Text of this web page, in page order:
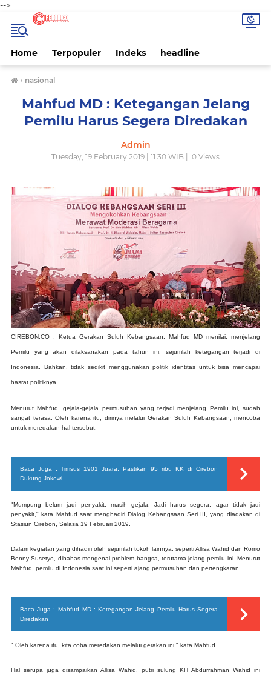
-->
Home Terpopuler Indeks headline
› nasional
Mahfud MD : Ketegangan Jelang
Pemilu Harus Segera Diredakan
Admin
Tuesday, 19 February 2019 | 11:30 WIB | 0 Views
CIREBON.CO : Ketua Gerakan Suluh Kebangsaan, Mahfud MD menilai, menjelang
Pemilu yang akan dilaksanakan pada tahun ini, sejumlah ketegangan terjadi di
Indonesia. Bahkan, tidak sedikit menggunakan politik identitas untuk bisa mencapai
hasrat politiknya.
Menurut Mahfud, gejala-gejala permusuhan yang terjadi menjelang Pemilu ini, sudah
sangat terasa. Oleh karena itu, dirinya melalui Gerakan Suluh Kebangsaan, mencoba
untuk meredakan hal tersebut.
Baca Juga : Timsus 1901 Juara, Pastikan 95 ribu KK di Cirebon
Dukung Jokowi
"Mumpung belum jadi penyakit, masih gejala. Jadi harus segera, agar tidak jadi
penyakit," kata Mahfud saat menghadiri Dialog Kebangsaan Seri III, yang diadakan di
Stasiun Cirebon, Selasa 19 Februari 2019.
Dalam kegiatan yang dihadiri oleh sejumlah tokoh lainnya, seperti Allisa Wahid dan Romo
Benny Susetyo, dibahas mengenai problem bangsa, terutama jelang pemilu ini. Menurut
Mahfud, pemilu di Indonesia saat ini seperti ajang permusuhan dan pertengkaran.
Baca Juga : Mahfud MD : Ketegangan Jelang Pemilu Harus Segera
Diredakan
" Oleh karena itu, kita coba meredakan melalui gerakan ini," kata Mahfud.
Hal serupa juga disampaikan Allisa Wahid, putri sulung KH Abdurrahman Wahid ini